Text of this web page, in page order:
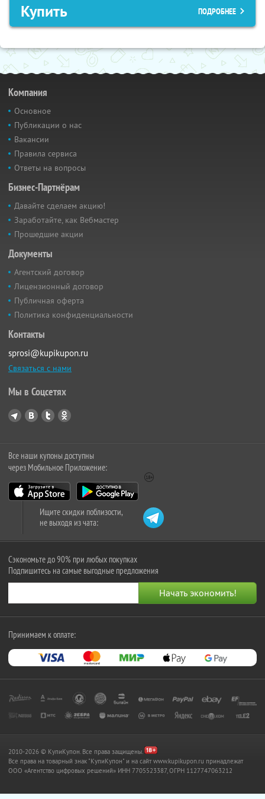
Купить ПОДРОБНЕЕ
Компания
Основное
Публикации о нас
Вакансии
Правила сервиса
Ответы на вопросы
Бизнес-Партнёрам
Давайте сделаем акцию!
Заработайте, как Вебмастер
Прошедшие акции
Документы
Агентский договор
Лицензионный договор
Публичная оферта
Политика конфиденциальности
Контакты
sprosi@kupikupon.ru
Связаться с нами
Мы в Соцсетях
Все наши купоны доступны
через Мобильное Приложение:
Ищите скидки поблизости,
не выходя из чата:
Сэкономьте до 90% при любых покупках
Подпишитесь на самые выгодные предложения
Принимаем к оплате:
2010-2026 © КупиКупон. Все права защищены.
Все права на товарный знак "КупиКупон" и на сайт www.kupikupon.ru принадлежат
OOO «Агентство цифровых решений» ИНН 7705523387, ОГРН 1127747063212